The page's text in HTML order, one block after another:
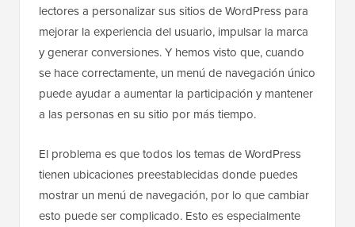
lectores a personalizar sus sitios de WordPress para
mejorar la experiencia del usuario, impulsar la marca
y generar conversiones. Y hemos visto que, cuando
se hace correctamente, un menú de navegación único
puede ayudar a aumentar la participación y mantener
a las personas en su sitio por más tiempo.
El problema es que todos los temas de WordPress
tienen ubicaciones preestablecidas donde puedes
mostrar un menú de navegación, por lo que cambiar
esto puede ser complicado. Esto es especialmente